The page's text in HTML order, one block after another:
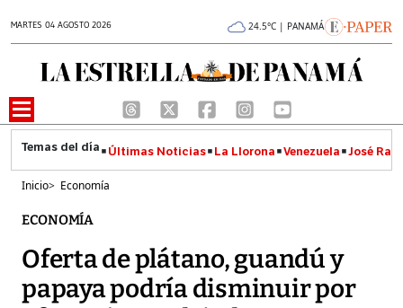
MARTES 04 AGOSTO 2026 24.5°C | PANAMÁ
Últimas Noticias La Llorona Venezuela José
Inicio> Economía
ECONOMÍA
Oferta de plátano, guandú y
papaya podría disminuir por